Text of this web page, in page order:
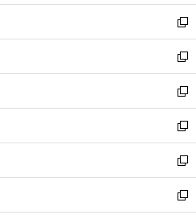
開
く
ウ
で
開
く
ン
ド
ウ
で
開
く
し
い
ウ
ィ
ン
ド
ウ
で
開
く
新
し
い
ウ
ィ
ン
ド
ウ
で
開
く
新
し
い
ウ
ィ
ン
ド
ウ
で
開
新
し
い
ウ
ィ
ン
ド
ウ
新
し
い
ウ
ィ
ン
新
し
い
ウ
新
し